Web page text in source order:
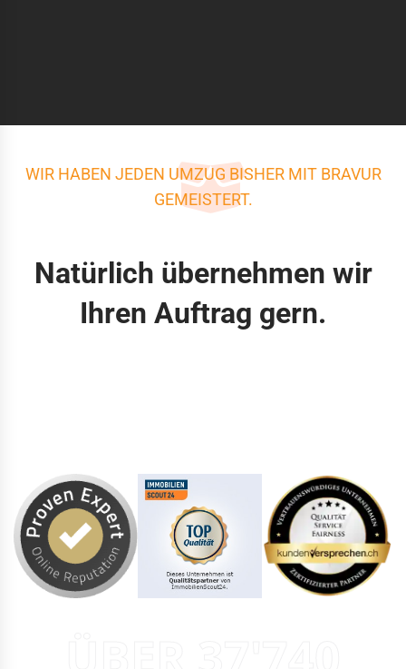
WIR HABEN JEDEN UMZUG BISHER MIT BRAVUR
GEMEISTERT.
Natürlich übernehmen wir
Ihren Auftrag gern.